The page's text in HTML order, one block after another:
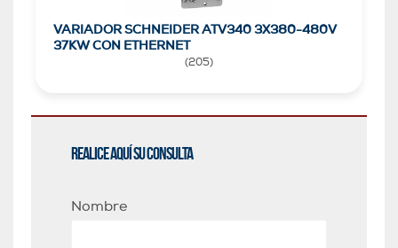
VARIADOR SCHNEIDER ATV340 3X380-480V
37KW CON ETHERNET
(205)
Realice aquí su consulta
Nombre